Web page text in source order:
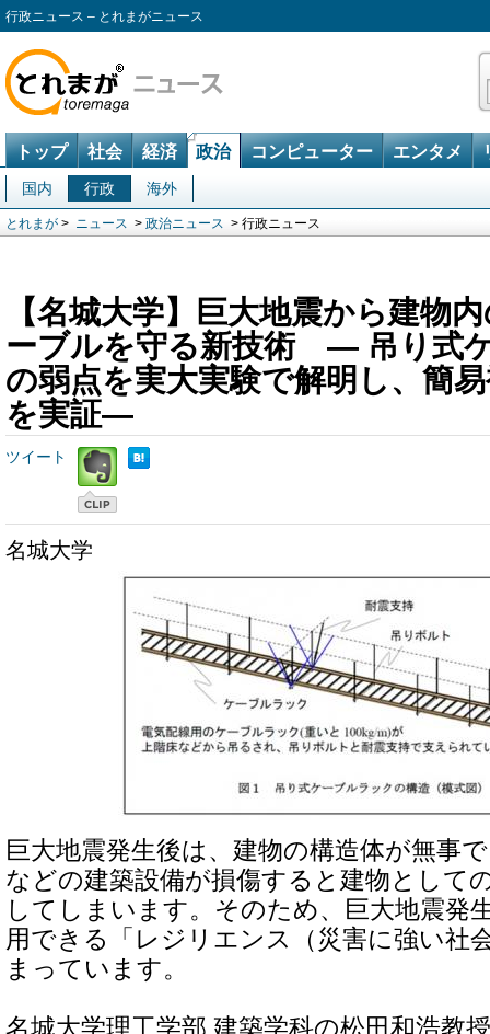
行政ニュース – とれまがニュース
トップ 社会 経済 政治 コンピューター エンタメ
国内 行政 海外
とれまが > ニュース > 政治ニュース > 行政ニュース
【名城大学】巨大地震から建物
ーブルを守る新技術 ― 吊り式
の弱点を実大実験で解明し、簡
を実証―
ツイート
名城大学
巨大地震発生後は、建物の構造体が無事
などの建築設備が損傷すると建物として
してしまいます。そのため、巨大地震発
用できる「レジリエンス（災害に強い社
まっています。
名城大学理工学部 建築学科の松田和浩教